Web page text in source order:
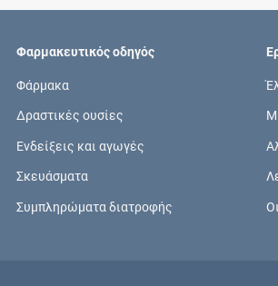
Φαρμακευτικός οδηγός
Φάρμακα
Δραστικές ουσίες
Ενδείξεις και αγωγές
Σκευάσματα
Συμπληρώματα διατροφής